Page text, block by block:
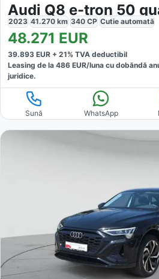
Audi Q8 e-tron 50
2023 41.270 km 340 CP Cutie automată
48.271 EUR
39.893 EUR + 21% TVA deductibil
Leasing de la 486 EUR/luna cu dobăndă
juridice.
Sună WhatsApp